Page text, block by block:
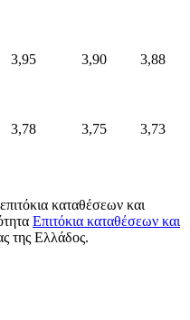
3,95 3,90 3,88
3,78 3,75 3,73
καταθέσεων και
Επιτόκια καταθέσεων και
της Ελλάδος.